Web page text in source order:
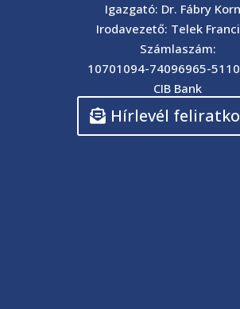
Igazgató: Dr. Fábry
Irodavezető: Telek
Számlaszám:
10701094-74096965-
CIB Bank
Hírlevél